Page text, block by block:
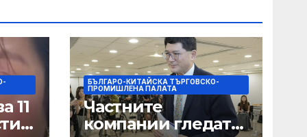
11
БЪЛГАРО-КИТАЙСКА ТЪРГОВСКО-
ПРОМИШЛЕНА ПАЛАТА
Частните
компании гледат